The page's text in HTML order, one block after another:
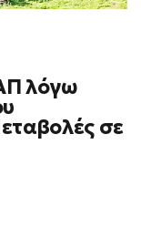
λόγω
σε